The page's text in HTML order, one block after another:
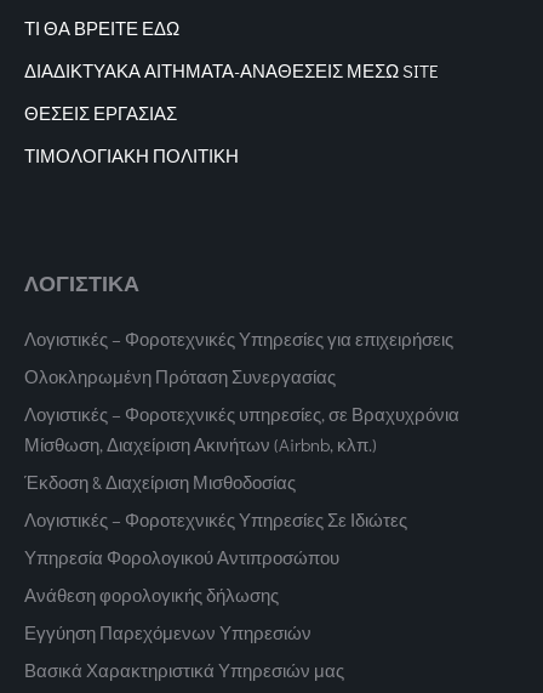
ΤΙ ΘΑ ΒΡΕΙΤΕ ΕΔΩ
ΔΙΑΔΙΚΤΥΑΚΑΑΙΤΗΜΑΤΑ-ΑΝΑΘΕΣΕΙΣ ΜΕΣΩ SITE
ΘΕΣΕΙΣ ΕΡΓΑΣΙΑΣ
ΤΙΜΟΛΟΓΙΑΚΗ ΠΟΛΙΤΙΚΗ
ΛΟΓΙΣΤΙΚΑ
Λογιστικές – Φοροτεχνικές Υπηρεσίες για επιχειρήσεις
Ολοκληρωμένη Πρόταση Συνεργασίας
Λογιστικές – Φοροτεχνικές υπηρεσίες, σε Βραχυχρόνια
Μίσθωση, Διαχείριση Ακινήτων (Airbnb, κλπ.)
Έκδοση & Διαχείριση Μισθοδοσίας
Λογιστικές – Φοροτεχνικές Υπηρεσίες Σε Ιδιώτες
Υπηρεσία Φορολογικού Αντιπροσώπου
Ανάθεση φορολογικής δήλωσης
Εγγύηση Παρεχόμενων Υπηρεσιών
Βασικά Χαρακτηριστικά Υπηρεσιών μας